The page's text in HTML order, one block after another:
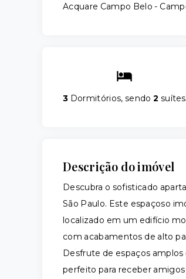
Acquare Campo Belo -
3 Dormitórios, sendo2 suítes
Descrição do imóvel
Descubra o sofisticado
São Paulo. Este espaçoso
localizado em um edifício
com acabamentos de alto
Desfrute de espaços
perfeito para receber